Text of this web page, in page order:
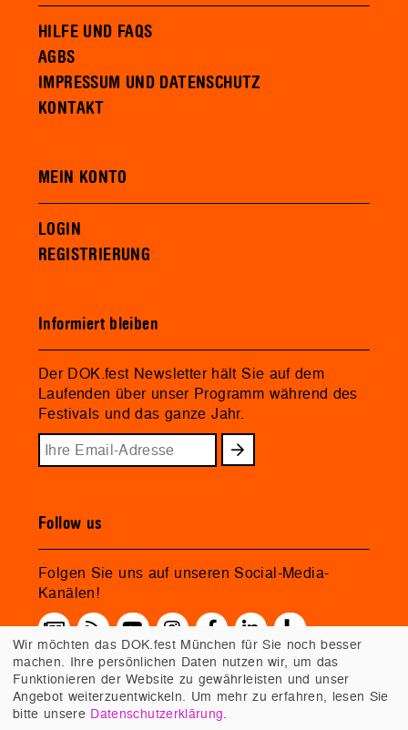
HILFE UND FAQS
AGBS
IMPRESSUM UND DATENSCHUTZ
KONTAKT
MEIN KONTO
LOGIN
REGISTRIERUNG
Informiert bleiben
Der DOK.fest Newsletter hält Sie auf dem
Laufenden über unser Programm während des
Festivals und das ganze Jahr.
Follow us
Folgen Sie uns auf unseren Social-Media-
Kanälen!
Wir möchten das DOK.fest München für Sie noch besser
machen. Ihre persönlichen Daten nutzen wir, um das
Funktionieren der Website zu gewährleisten und unser
Angebot weiterzuentwickeln. Um mehr zu erfahren, lesen Sie
bitte unsere Datenschutzerklärung.